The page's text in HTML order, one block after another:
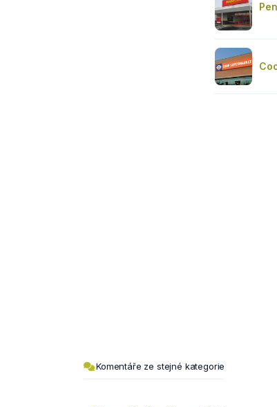
Komentáře ze stejné kategorie